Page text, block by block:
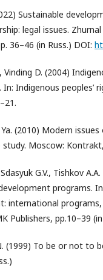
Sustainable
legal issues.
36–46 (in Russ.) DOI:
Vinding D. (2004)
Indigenous peoples’
Ya. (2010) Modern
Moscow:
G.V., Tishkov
programs.
international
Publishers, pp.10–39
(1999) To be or not to